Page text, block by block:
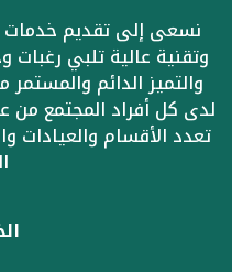
نسعى إلى تقديم خدمات
وتقنية عالية تلبي رغبات
والتميز الدائم
لدى كل أفراد المجتمع من
تعدد الأقسام والعيادات